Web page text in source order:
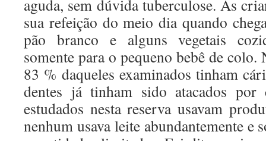
aguda, sem dúvida tuberculose. As
sua refeição do meio dia quando
pão branco e alguns vegetais
somente para o pequeno bebê de colo.
83 % daqueles examinados tinham
dentes já tinham sido atacados por
estudados nesta reserva usavam
nenhum usava leite abundantemente e